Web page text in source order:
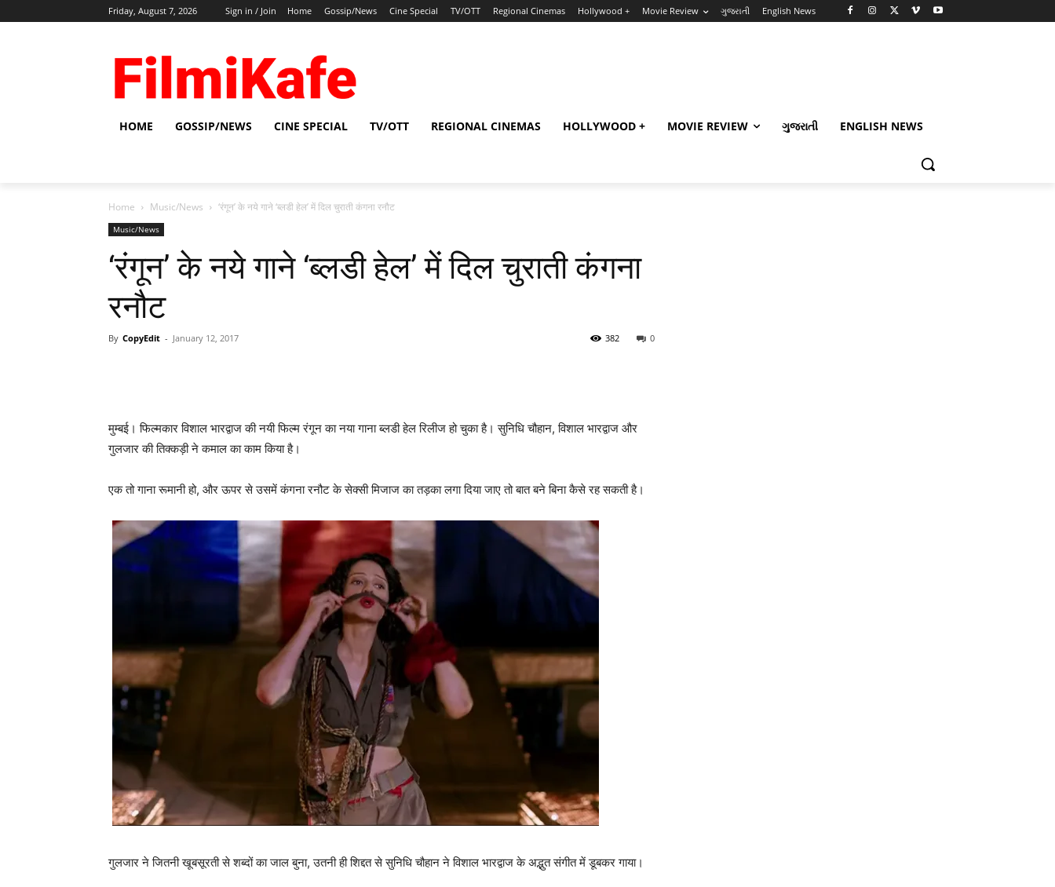
Friday, August 7, 2026 Sign in / Join Home Gossip/News Cine Special TV/OTT Regional Cinemas Hollywood + Movie Review ગુજરાતી English News
HOME GOSSIP/NEWS CINE SPECIAL TV/OTT REGIONAL CINEMAS HOLLYWOOD + MOVIE REVIEW ગુજરાતી ENGLISH NEWS
Home Music/News ‘रंगून’ के नये गाने ‘ब्‍लडी हेल’ में दिल चुराती कंगना रनौट
Music/News
‘रंगून’ के नये गाने ‘ब्‍लडी हेल’ में दिल चुराती कंगना
रनौट
By CopyEdit - January 12, 2017 0
382
मुम्‍बई। फिल्‍मकार विशाल भारद्वाज की नयी फिल्‍म रंगून का नया गाना ब्‍लडी हेल रिलीज हो चुका है। सुनिधि चौहान, विशाल भारद्वाज और
गुलजार की तिक्‍कड़ी ने कमाल का काम किया है।
एक तो गाना रूमानी हो, और ऊपर से उसमें कंगना रनौट के सेक्‍सी मिजाज का तड़का लगा दिया जाए तो बात बने बिना कैसे रह सकती है।
गुलजार ने जितनी खूबसूरती से शब्‍दों का जाल बुना, उतनी ही शिद्दत से सुनिधि चौहान ने विशाल भारद्वाज के अद्भुत संगीत में डूबकर गाया।